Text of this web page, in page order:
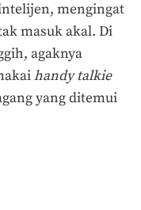
mengingat
masuk akal. Di
agaknya
handy talkie
yang ditemui